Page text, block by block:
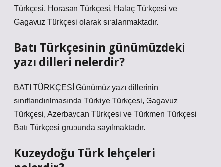
Türkçesi, Horasan Türkçesi, Halaç Türkçesi ve
Gagavuz Türkçesi olarak sıralanmaktadır.
Batı Türkçesinin günümüzdeki
yazı dilleri nelerdir?
BATI TÜRKÇESİ Günümüz yazı dillerinin
sınıflandırılmasında Türkiye Türkçesi, Gagavuz
Türkçesi, Azerbaycan Türkçesi ve Türkmen Türkçesi
Batı Türkçesi grubunda sayılmaktadır.
Kuzeydoğu Türk lehçeleri